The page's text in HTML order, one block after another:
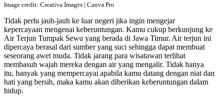
Image credit: Creativa Images | Canva Pro
Tidak perlu jauh-jauh ke luar negeri jika ingin mengejar
kepercayaan mengenai keberuntungan. Kamu cukup berkunjung ke
Air Terjun Tumpak Sewu yang berada di Jawa Timur. Air terjun ini
dipercaya berasal dari sumber yang suci sehingga dapat membuat
seseorang awet muda. Tidak jarang para wisatawan terlihat
membasuh wajah mereka dengan air yang mengalir. Tidak hanya
itu, banyak yang mempercayai apabila kamu datang dengan niat dan
hati yang bersih, maka kamu akan diberikan keberuntungan dalam
hidup.